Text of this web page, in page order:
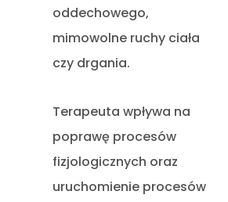
oddechowego,
mimowolne ruchy ciała
czy drgania.
Terapeuta wpływa na
poprawę procesów
fizjologicznych oraz
uruchomienie procesów